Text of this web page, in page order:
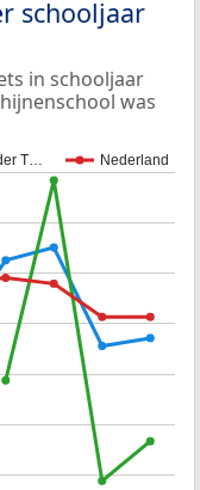
schooljaar
in schooljaar
was
T… Nederland